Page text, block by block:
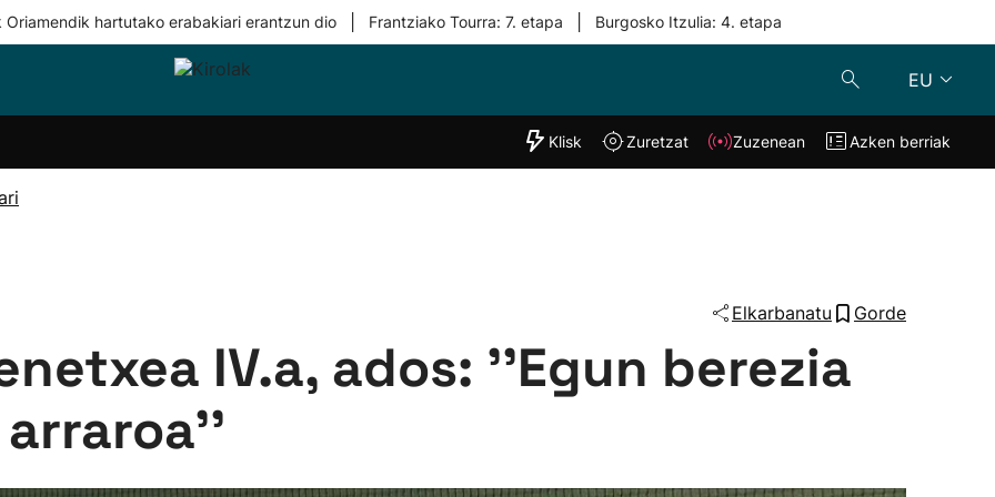
Oriamendik hartutako erabakiari erantzun dio Frantziako Tourra: 7. etapa Burgosko Itzulia: 4. etapa
EU
Taldeak
"Helmuga"
Klisk Zuzenean
Klisk Zuretzat Zuzenean Azken berriak
Elkarbanatu Gorde
IV.a, ados: ''Egun berezia